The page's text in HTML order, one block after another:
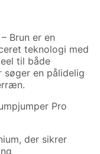
Brun er en
teknologi med
til både
søger en pålidelig
Pro
der sikrer